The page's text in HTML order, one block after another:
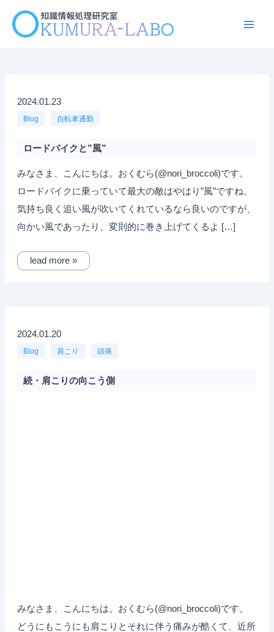
2024.01.23
Blog 自転車通勤
ロードバイクと”風”
みなさま、こんにちは。おくむら(@nori_broccoli)です。
ロードバイクに乗っていて最大の敵はやはり”風”ですね。
気持ち良く追い風が吹いてくれているなら良いのですが、
向かい風であったり、変則的に巻き上げてくるよ […]
lead more »
2024.01.20
Blog 肩こり 頭痛
続・肩こりの向こう側
みなさま、こんにちは。おくむら(@nori_broccoli)です。
どうにもこうにも肩こりとそれに伴う痛みが酷くて、近所